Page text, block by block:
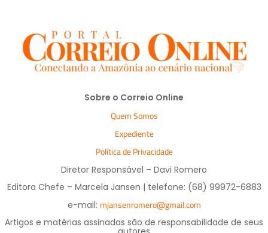
Sobre o Correio Online
Quem Somos
Expediente
Política de Privacidade
Diretor Responsável – Davi Romero
Editora Chefe – Marcela Jansen | telefone: (68) 99972-6883
e-mail: mjansenromero@gmail.com
Artigos e matérias assinadas são de responsabilidade de seus